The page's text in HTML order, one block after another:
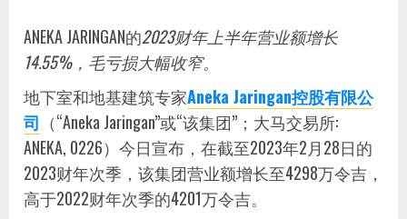
ANEKA JARINGAN的2023财年上半年营业额增长
14.55%，毛亏损大幅收窄。
地下室和地基建筑专家Aneka Jaringan控股有限公
司 （“Aneka Jaringan”或“该集团”；大马交易所:
ANEKA, 0226）今日宣布，在截至2023年2月28日的
2023财年次季，该集团营业额增长至4298万令吉，
高于2022财年次季的4201万令吉。